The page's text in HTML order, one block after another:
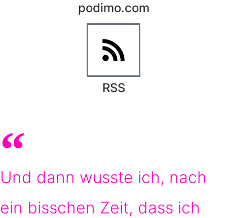
podimo.com
RSS
Und dann wusste ich, nach
ein bisschen Zeit, dass ich